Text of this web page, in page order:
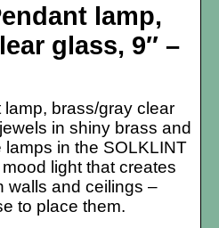
lamp,
glass, 9″ –
brass/gray clear
in shiny brass and
in the SOLKLINT
light that creates
walls and ceilings –
to place them.